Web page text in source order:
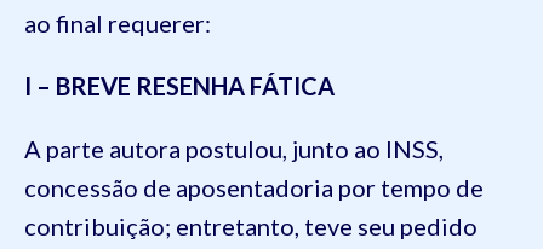
ao final requerer:
I – BREVE RESENHA FÁTICA
A parte autora postulou, junto ao INSS,
concessão de aposentadoria por tempo de
contribuição; entretanto, teve seu pedido